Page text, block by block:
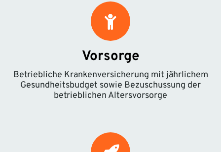
Vorsorge
Betriebliche Krankenversicherung mit jährlichem
Gesundheitsbudget sowie Bezuschussung der
betrieblichen Altersvorsorge